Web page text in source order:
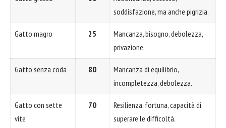
soddisfazione, ma anche pigrizia.
Gatto magro 25
Mancanza, bisogno, debolezza,
privazione.
Gatto senza coda 80
Mancanza di equilibrio,
incompletezza, debolezza.
Gatto con sette
vite
70
Resilienza, fortuna, capacità di
superare le difficoltà.